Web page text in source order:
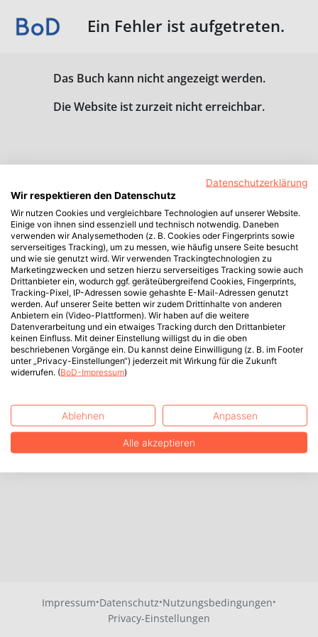
Ein Fehler ist aufgetreten.
Das Buch kann nicht angezeigt werden.
Die Website ist zurzeit nicht erreichbar.
Impressum·Datenschutz·Nutzungsbedingungen·
Privacy-Einstellungen
Datenschutzerklärung
Wir respektieren den Datenschutz
Wir nutzen Cookies und vergleichbare Technologien auf unserer Website.
Einige von ihnen sind essenziell und technisch notwendig. Daneben
verwenden wir Analysemethoden (z. B. Cookies oder Fingerprints sowie
serverseitiges Tracking), um zu messen, wie häufig unsere Seite besucht
und wie sie genutzt wird. Wir verwenden Trackingtechnologien zu
Marketingzwecken und setzen hierzu serverseitiges Tracking sowie auch
Drittanbieter ein, wodurch ggf. geräteübergreifend Cookies, Fingerprints,
Tracking-Pixel, IP-Adressen sowie gehashte E-Mail-Adressen genutzt
werden. Auf unserer Seite betten wir zudem Drittinhalte von anderen
Anbietern ein (Video-Plattformen). Wir haben auf die weitere
Datenverarbeitung und ein etwaiges Tracking durch den Drittanbieter
keinen Einfluss. Mit deiner Einstellung willigst du in die oben
beschriebenen Vorgänge ein. Du kannst deine Einwilligung (z. B. im Footer
unter „Privacy-Einstellungen“) jederzeit mit Wirkung für die Zukunft
widerrufen. (BoD-Impressum)
Ablehnen Anpassen
Alle akzeptieren